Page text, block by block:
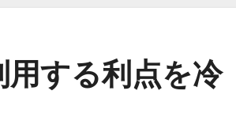
する利点を冷